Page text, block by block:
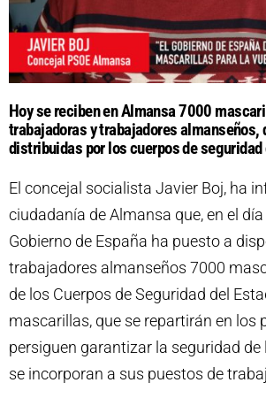
Hoy se reciben en Almansa 7000
trabajadoras y trabajadores almanseños,
distribuidas por los cuerpos de
El concejal socialista Javier Boj, ha
ciudadanía de Almansa que, en el día
Gobierno de España ha puesto a
trabajadores almanseños 7000
de los Cuerpos de Seguridad del
mascarillas, que se repartirán en los
persiguen garantizar la seguridad de
se incorporan a sus puestos de